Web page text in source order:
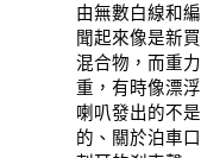
由無數白線和
聞起來像是新
混合物，而重
重，有時像漂
喇叭發出的不
的、關於泊車